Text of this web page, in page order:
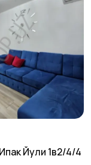
Йули 1в2/4/4